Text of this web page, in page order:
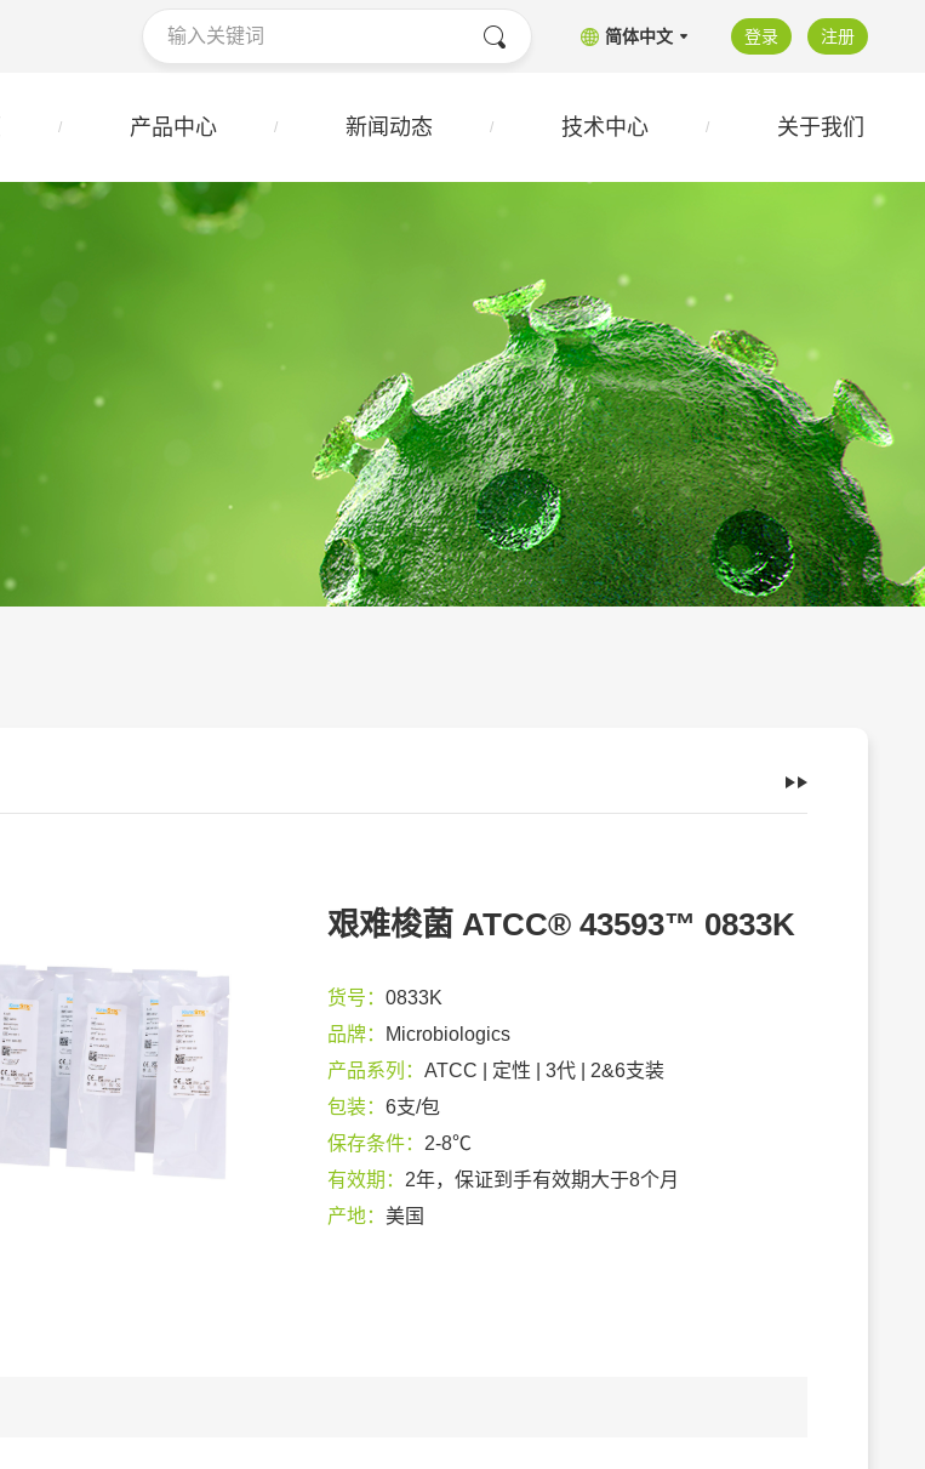
简体中文 登录 注册
产品中心 新闻动态 技术中心 关于我们
艰难梭菌 ATCC® 43593™ 0833K
货号： 0833K
品牌：
Microbiologics
产品系列： ATCC | 定性 | 3代 | 2&6支装
包装： 6支/包
保存条件： 2-8℃
有效期： 2年，保证到手有效期大于8个月
产地： 美国